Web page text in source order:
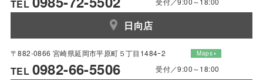
TEL
日向店
〒882-0866 宮崎県延岡市平原町５丁目1484ｰ2 Maps
TEL 0982-66-5506 受付／9:00～18:00